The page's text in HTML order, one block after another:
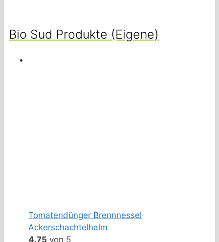
Bio Sud Produkte (Eigene)
Tomatendünger Brennnessel
Ackerschachtelhalm
4.75 von 5